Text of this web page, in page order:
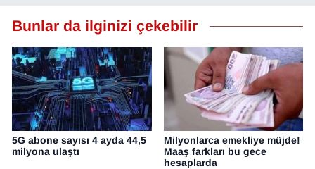
Bunlar da ilginizi çekebilir
5G abone sayısı 4 ayda 44,5
milyona ulaştı
Milyonlarca emekliye müjde!
Maaş farkları bu gece
hesaplarda